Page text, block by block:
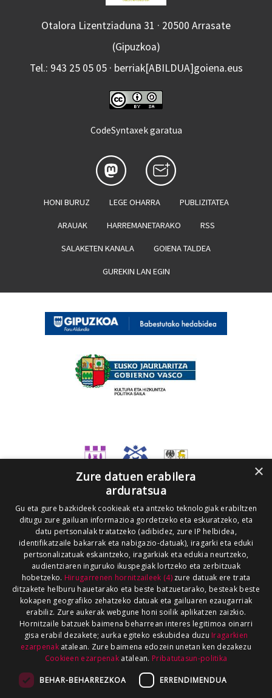
Otalora Lizentziaduna 31 · 20500 Arrasate
(Gipuzkoa)
Tel.: 943 25 05 05 · berriak[ABILDUA]goiena.eus
CodeSyntaxek garatua
HONI BURUZ LEGE OHARRA PUBLIZITATEA
ARAUAK HARREMANETARAKO RSS
SALAKETEN KANALA GOIENA TALDEA
GUREKIN LAN EGIN
×
Zure datuen erabilera
arduratsua
Gu eta gure bazkideek cookieak eta antzeko teknologiak erabiltzen
ditugu zure gailuan informazioa gordetzeko eta eskuratzeko, eta
datu pertsonalak tratatzeko (adibidez, zure IP helbidea,
identifikatzaile bakarrak eta nabigazio-datuak), iragarki eta eduki
pertsonalizatuak eskaintzeko, iragarkiak eta edukia neurtzeko,
audientziaren inguruko ikuspegiak lortzeko eta zerbitzuak
hobetzeko. Hirugarrenen hornitzaileek (4)zure datuak ere trata
ditzakete helburu hauetarako eta beste batzuetarako, besteak beste
kokapen geografiko zehatzeko datuak eta gailuaren ezaugarriak
erabiliz. Zure aukerak webgune honi soilik aplikatzen zaizkio.
Hornitzaile batzuek baimena beharrean interes legitimoa oinarri
gisa erabil dezakete; aurka egiteko eskubidea duzu Iragarkien
ezarpenakatalean. Zure baimena edozein unetan ken dezakezu
Cookieen ezarpenak atalean. Pribatutasun-politika
BEHAR-BEHARREZKOA ERRENDIMENDUA